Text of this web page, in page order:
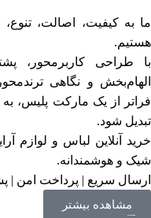
ما به کیفیت، اصالت، تنوع،
هستیم.
با طراحی کاربرمحور،
الهام‌بخش و نگاهی
فراتر از یک مارکت‌ پلیس،
تبدیل شود.
خرید آنلاین لباس و لوازم
شیک و هوشمندانه.
ارسال سریع | پرداخت امن |
مشاهده بیشتر